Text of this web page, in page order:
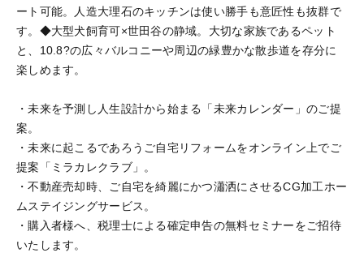
ート可能。人造大理石のキッチンは使い勝手も意匠性も抜群で
す。◆大型犬飼育可×世田谷の静域。大切な家族であるペット
と、10.8?の広々バルコニーや周辺の緑豊かな散歩道を存分に
楽しめます。
・未来を予測し人生設計から始まる「未来カレンダー」のご提
案。
・未来に起こるであろうご自宅リフォームをオンライン上でご
提案「ミラカレクラブ」。
・不動産売却時、ご自宅を綺麗にかつ瀟洒にさせるCG加工ホー
ムステイジングサービス。
・購入者様へ、税理士による確定申告の無料セミナーをご招待
いたします。